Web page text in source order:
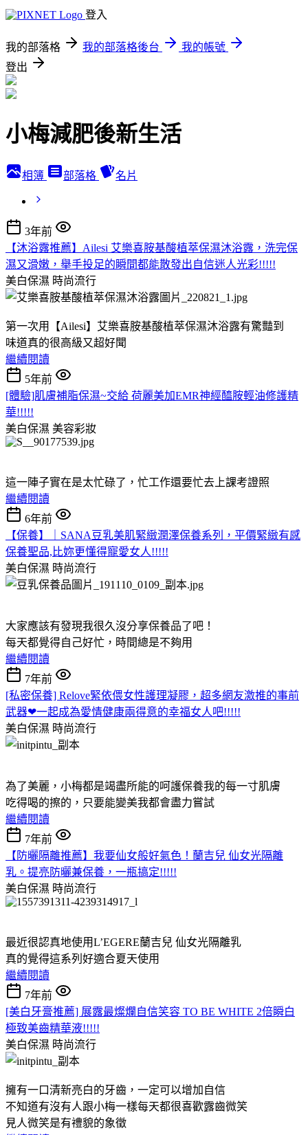
登入
我的部落格 我的部落格後台
我的帳號
登出
小梅減肥後新生活
相簿 部落格 名片
3年前
【沐浴露推薦】Ailesi 艾樂喜胺基酸植萃保濕沐浴露，洗完保
濕又滑嫩，舉手投足的瞬間都能散發出自信迷人光彩!!!!!
美白保濕 時尚流行
第一次用【Ailesi】艾樂喜胺基酸植萃保濕沐浴露有驚豔到
味道真的很高級又超好聞
繼續閱讀
5年前
[體驗]肌膚補脂保濕~交給 荷麗美加EMR神經醯胺輕油修護精
華!!!!!
美白保濕 美容彩妝
這一陣子實在是太忙碌了，忙工作還要忙去上課考證照
繼續閱讀
6年前
【保養】｜SANA豆乳美肌緊緻潤澤保養系列，平價緊緻有感
保養聖品,比妳更懂得寵愛女人!!!!!
美白保濕 時尚流行
大家應該有發現我很久沒分享保養品了吧！
每天都覺得自己好忙，時間總是不夠用
繼續閱讀
7年前
[私密保養] Relove緊依偎女性護理凝膠，超多網友激推的事前
武器❤一起成為愛情健康兩得意的幸福女人吧!!!!!
美白保濕 時尚流行
為了美麗，小梅都是竭盡所能的呵護保養我的每一寸肌膚
吃得喝的擦的，只要能變美我都會盡力嘗試
繼續閱讀
7年前
【防曬隔離推薦】我要仙女般好氣色！蘭吉兒 仙女光隔離
乳。提亮防曬兼保養，一瓶搞定!!!!!
美白保濕 時尚流行
最近很認真地使用L’EGERE蘭吉兒 仙女光隔離乳
真的覺得這系列好適合夏天使用
繼續閱讀
7年前
[美白牙膏推薦] 展露最燦爛自信笑容 TO BE WHITE 2倍瞬白
極致美齒精華液!!!!!
美白保濕 時尚流行
擁有一口清新亮白的牙齒，一定可以增加自信
不知道有沒有人跟小梅一樣每天都很喜歡露齒微笑
見人微笑是有禮貌的象徵